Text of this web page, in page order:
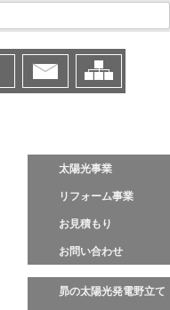
太陽光事業
リフォーム事業
お見積もり
お問い合わせ
昴の太陽光発電野立て